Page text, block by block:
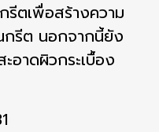
รีตเพื่อสร้างความ
กรีต นอกจากนี้ยัง
อาดผิวกระเบื้อง